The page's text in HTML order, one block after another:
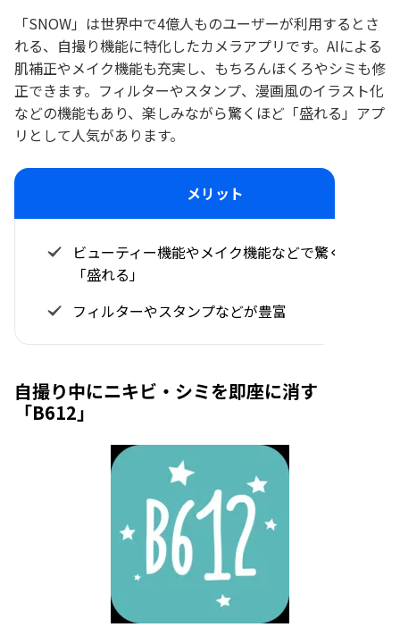
「SNOW」は世界中で4億人ものユーザーが利用するとさ
れる、自撮り機能に特化したカメラアプリです。AIによる
肌補正やメイク機能も充実し、もちろんほくろやシミも修
正できます。フィルターやスタンプ、漫画風のイラスト化
などの機能もあり、楽しみながら驚くほど「盛れる」アプ
リとして人気があります。
メリット
ビューティー機能やメイク機能などで驚くほど
「盛れる」
フィルターやスタンプなどが豊富
自撮り中にニキビ・シミを即座に消す
「B612」